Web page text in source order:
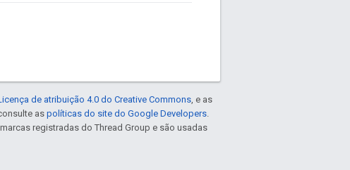
de atribuição 4.0 do Creative Commons, e as
aspolíticas do site do Google Developers.
registradas do Thread Group e são usadas